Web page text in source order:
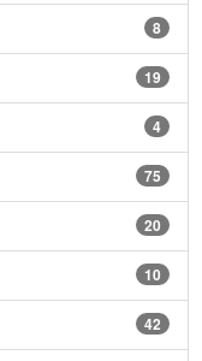
8
19
4
75
20
10
42